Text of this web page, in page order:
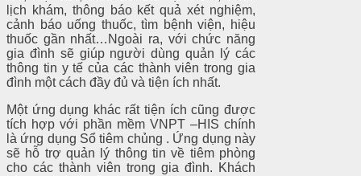
lịch khám, thông báo kết quả xét nghiệm,
cảnh báo uống thuốc, tìm bệnh viện, hiệu
thuốc gần nhất…Ngoài ra, với chức năng
gia đình sẽ giúp người dùng quản lý các
thông tin y tế của các thành viên trong gia
đình một cách đầy đủ và tiện ích nhất.
Một ứng dụng khác rất tiện ích cũng được
tích hợp với phần mềm VNPT –HIS chính
là ứng dụng Sổ tiêm chủng . Ứng dụng này
sẽ hỗ trợ quản lý thông tin về tiêm phòng
cho các thành viên trong gia đình. Khách